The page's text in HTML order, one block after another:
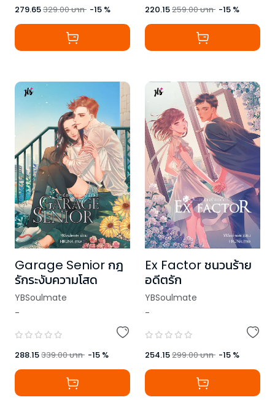
279.65329.00บาท -15 % 220.15259.00บาท -15 %
Garage Senior กฎ
รักระงับความโสด
YBSoulmate
-
288.15339.00บาท -15 %
Ex Factor ชนวนร้าย
อดีตรัก
YBSoulmate
-
254.15299.00บาท -15 %